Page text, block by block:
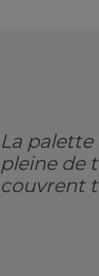
La
pleine de
couvrent